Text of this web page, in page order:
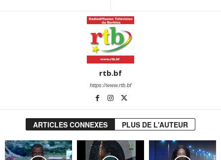
rtb.bf
https://www.rtb.bf
ARTICLES CONNEXES PLUS DE L'AUTEUR